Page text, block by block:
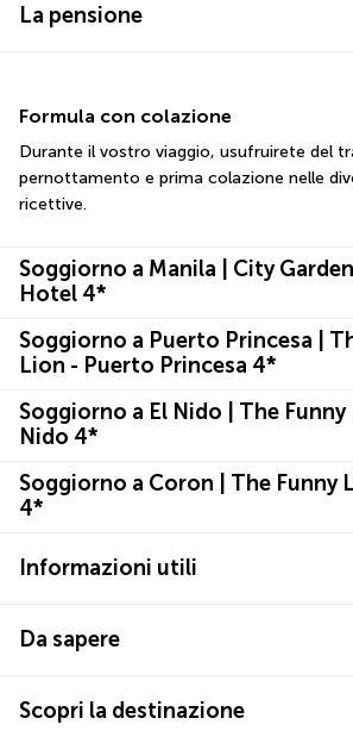
La pensione
Formula con colazione
Durante il vostro viaggio, usufruirete del
pernottamento e prima colazione nelle
ricettive.
Soggiorno a Manila | City
Hotel 4*
Soggiorno a Puerto Princesa |
Lion - Puerto Princesa 4*
Soggiorno a El Nido | The Funny
Nido 4*
Soggiorno a Coron | The Funny
4*
Informazioni utili
Da sapere
Scopri la destinazione